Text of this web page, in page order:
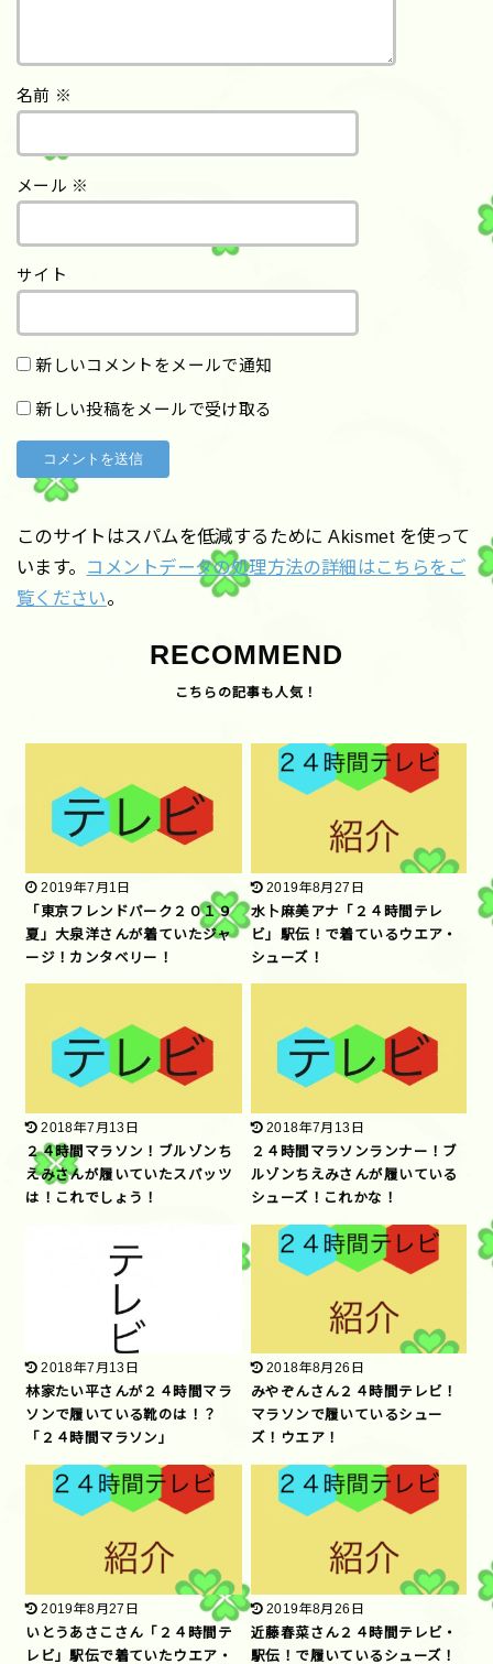
名前 ※
メール ※
サイト
新しいコメントをメールで通知
新しい投稿をメールで受け取る
このサイトはスパムを低減するために Akismet を使って
います。 コメントデータの処理方法の詳細はこちらをご
覧ください。
RECOMMEND
2019年7月1日
「東京フレンドパーク２０１９
夏」大泉洋さんが着ていたジャ
ージ！カンタベリー！
2019年8月27日
水卜麻美アナ「２４時間テレ
ビ」駅伝！で着ているウエア・
シューズ！
2018年7月13日
２４時間マラソン！ブルゾンち
えみさんが履いていたスパッツ
は！これでしょう！
2018年7月13日
２４時間マラソンランナー！ブ
ルゾンちえみさんが履いている
シューズ！これかな！
2018年7月13日
林家たい平さんが２４時間マラ
ソンで履いている靴のは！？
「２４時間マラソン」
2018年8月26日
みやぞんさん２４時間テレビ！
マラソンで履いているシュー
ズ！ウエア！
2019年8月27日
いとうあさこさん「２４時間テ
レビ」駅伝で着ていたウエア・
2019年8月26日
近藤春菜さん２４時間テレビ・
駅伝！で履いているシューズ！